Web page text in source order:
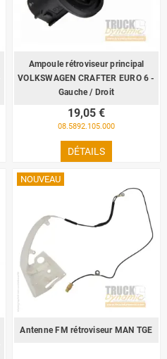
Ampoule rétroviseur principal
VOLKSWAGEN CRAFTER EURO 6 -
Gauche / Droit
19,05 €
08.5892.105.000
DÉTAILS
NOUVEAU
Antenne FM rétroviseur MAN TGE